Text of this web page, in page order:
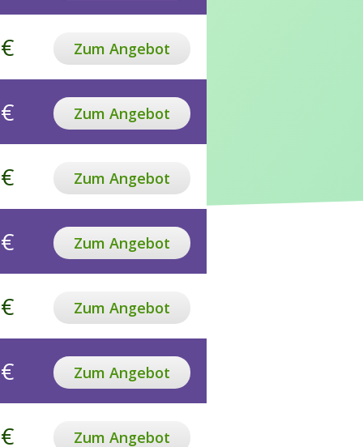
Zum Angebot
Zum Angebot
Zum Angebot
Zum Angebot
Zum Angebot
Zum Angebot
Zum Angebot